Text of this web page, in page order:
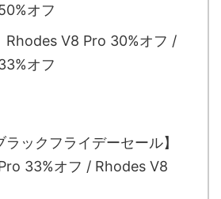
オフ
Rhodes V8 Pro 30%オフ /
オフ
ラックフライデーセール】
33%オフ / Rhodes V8